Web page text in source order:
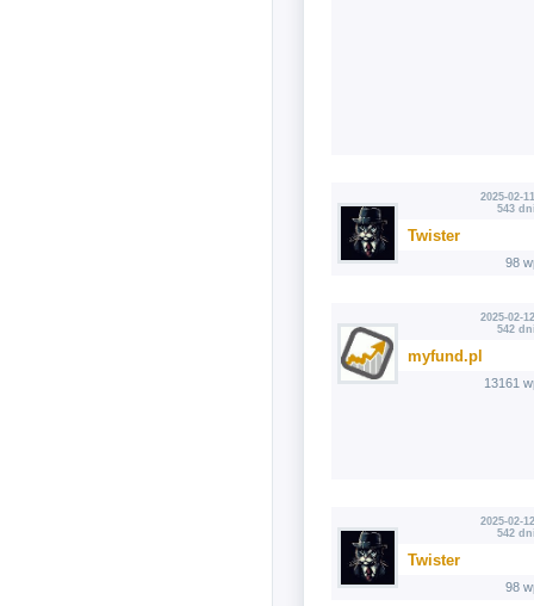
2025-02-
543
Twister
98
2025-02-
542
myfund.pl
13161
2025-02-
542
Twister
98